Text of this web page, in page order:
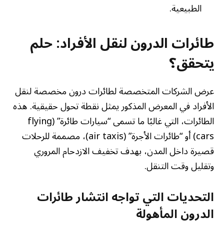
الطبيعية.
طائرات الدرون لنقل الأفراد: حلم
يتحقق؟
عرض الشركات المتخصصة لطائرات درون مخصصة لنقل
الأفراد في المعرض المذكور يمثل نقطة تحول حقيقية. هذه
الطائرات، التي غالبًا ما تسمى “سيارات طائرة” (flying
cars) أو “طائرات الأجرة” (air taxis)، مصممة للرحلات
قصيرة داخل المدن، بهدف تخفيف الازدحام المروري
وتقليل وقت التنقل.
التحديات التي تواجه انتشار طائرات
الدرون المأهولة